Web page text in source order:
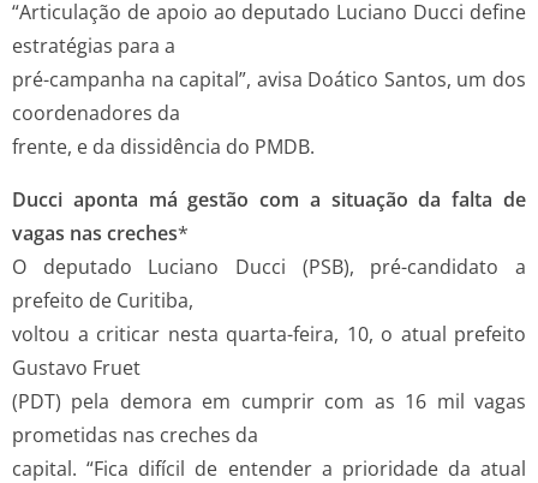
“Articulação de apoio ao deputado Luciano Ducci define
estratégias para a
pré-campanha na capital”, avisa Doático Santos, um dos
coordenadores da
frente, e da dissidência do PMDB.
Ducci aponta má gestão com a situação da falta de
vagas nas creches*
O deputado Luciano Ducci (PSB), pré-candidato a
prefeito de Curitiba,
voltou a criticar nesta quarta-feira, 10, o atual prefeito
Gustavo Fruet
(PDT) pela demora em cumprir com as 16 mil vagas
prometidas nas creches da
capital. “Fica difícil de entender a prioridade da atual